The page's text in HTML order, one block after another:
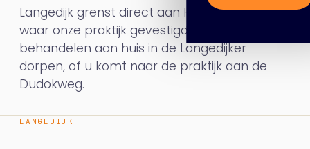
Langedijk grenst direct aan Heerhugowaard,
waar onze praktijk gevestigd is. We
behandelen aan huis in de Langedijker
dorpen, of u komt naar de praktijk aan de
Dudokweg.
LANGEDIJK